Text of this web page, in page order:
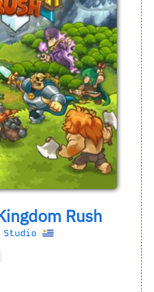
Rush
Studio